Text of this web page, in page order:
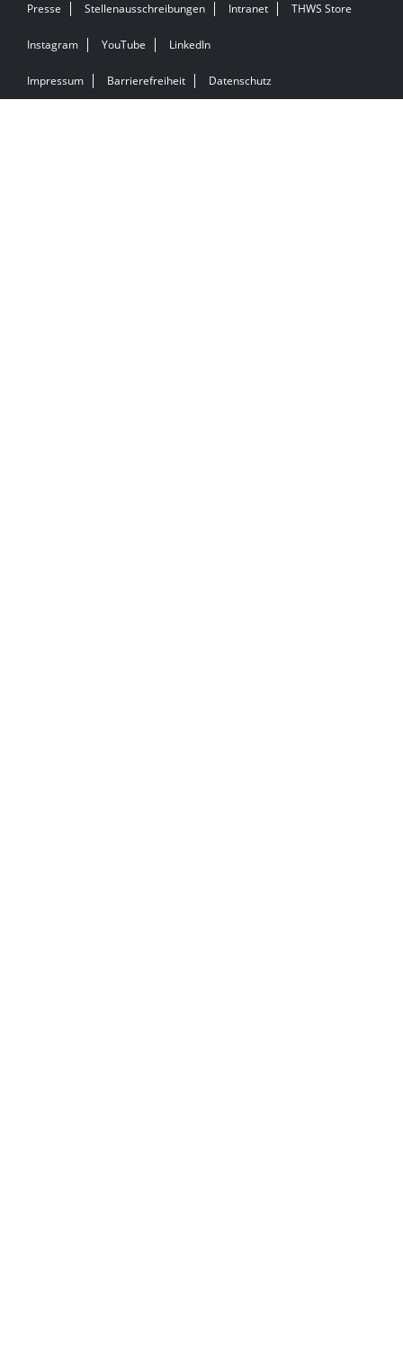
Presse Stellenausschreibungen Intranet THWS Store
Instagram YouTube LinkedIn
Impressum Barrierefreiheit Datenschutz